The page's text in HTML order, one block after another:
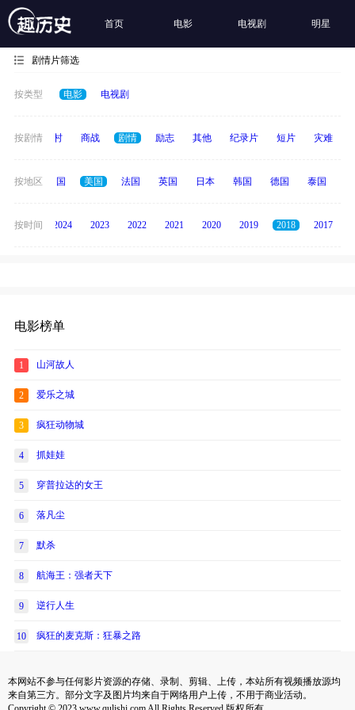
首页 电影 电视剧 明星
剧情片筛选
按类型 电影 电视剧
按剧情
历史 乡村 商战 剧情 励志 其他 纪录片 短片 灾难
按地区
全部 中国 美国 法国 英国 日本 韩国 德国 泰国
按时间
2025 2024 2023 2022 2021 2020 2019 2018 2017
电影榜单
1 山河故人
2 爱乐之城
3 疯狂动物城
4 抓娃娃
5 穿普拉达的女王
6 落凡尘
7 默杀
8 航海王：强者天下
9 逆行人生
10 疯狂的麦克斯：狂暴之路
本网站不参与任何影片资源的存储、录制、剪辑、上传，本站所有视频播放源均
来自第三方。部分文字及图片均来自于网络用户上传，不用于商业活动。